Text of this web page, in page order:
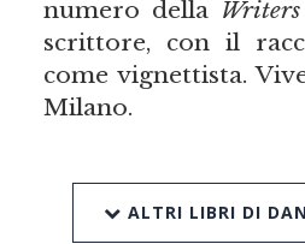
numero della
scrittore, con il
come vignettista.
Milano.
ALTRI LIBRI DI